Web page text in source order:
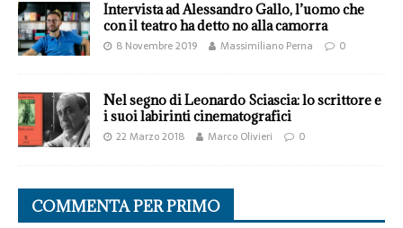
Intervista ad Alessandro Gallo, l’uomo che
con il teatro ha detto no alla camorra
8 Novembre 2019 Massimiliano Perna 0
Nel segno di Leonardo Sciascia: lo scrittore e
i suoi labirinti cinematografici
22 Marzo 2018 Marco Olivieri 0
COMMENTA PER PRIMO